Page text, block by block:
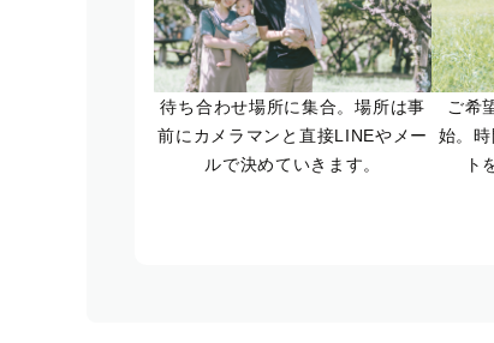
待ち合わせ場所に集合。場所は事
前にカメラマンと直接LINEやメー
ルで決めていきます。
ご希
始。
ト